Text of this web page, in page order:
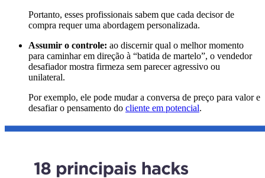
Portanto, esses profissionais sabem que cada decisor de
compra requer uma abordagem personalizada.
Assumir o controle: ao discernir qual o melhor momento
para caminhar em direção à “batida de martelo”, o vendedor
desafiador mostra firmeza sem parecer agressivo ou
unilateral.
Por exemplo, ele pode mudar a conversa de preço para valor e
desafiar o pensamento do cliente em potencial.